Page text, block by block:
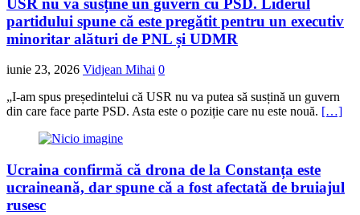
partidului spune că este pregătit pentru un executiv
minoritar alături de PNL și UDMR
iunie 23, 2026 Vidjean Mihai 0
„I-am spus președintelui că USR nu va putea să susțină un guvern
din care face parte PSD. Asta este o poziție care nu este nouă. […]
Ucraina confirmă că drona de la Constanța este
ucraineană, dar spune că a fost afectată de bruiajul
rusesc